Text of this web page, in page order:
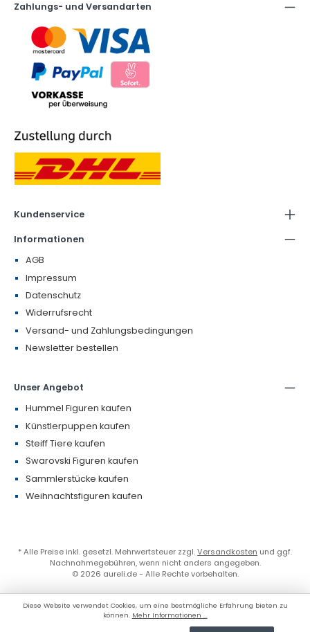
Zahlungs- und Versandarten
Kundenservice
Informationen
AGB
Impressum
Datenschutz
Widerrufsrecht
Versand- und Zahlungsbedingungen
Newsletter bestellen
Unser Angebot
Hummel Figuren kaufen
Künstlerpuppen kaufen
Steiff Tiere kaufen
Swarovski Figuren kaufen
Sammlerstücke kaufen
Weihnachtsfiguren kaufen
* Alle Preise inkl. gesetzl. Mehrwertsteuer zzgl.Versandkosten und ggf.
Nachnahmegebühren, wenn nicht anders angegeben.
© 2026 aureli.de - Alle Rechte vorbehalten.
Diese Website verwendet Cookies, um eine bestmögliche Erfahrung bieten zu
können. Mehr Informationen ...